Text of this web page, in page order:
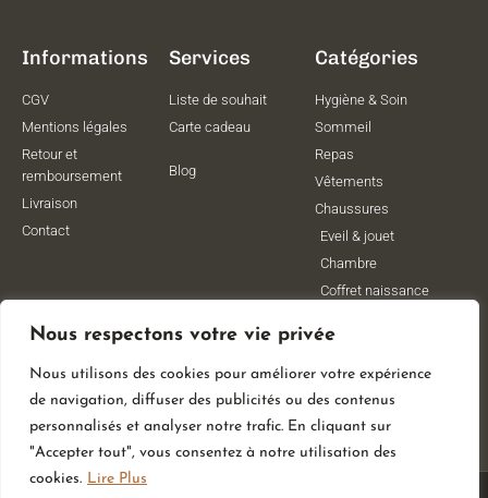
Nous respectons votre vie privée
Nous utilisons des cookies pour améliorer votre expérience
de navigation, diffuser des publicités ou des contenus
personnalisés et analyser notre trafic. En cliquant sur
"Accepter tout", vous consentez à notre utilisation des
cookies. Lire Plus
Informations
CGV
Mentions légales
Retour et
remboursement
Livraison
Contact
Services
Liste de souhait
Carte cadeau
Blog
Catégories
Hygiène & Soin
Sommeil
Repas
Vêtements
Chaussures
Eveil & jouet
Chambre
Coffret naissance
Vêtements de
grossesse
Lithothérapie
Poussettes